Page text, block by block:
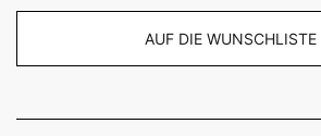
AUF DIE WUNSCHLISTE